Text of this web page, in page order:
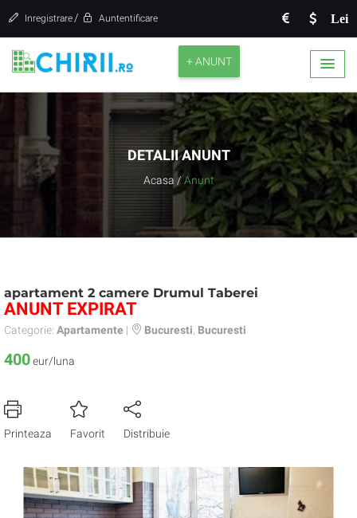
Lei
Inregistrare / Auntentificare
+ ANUNT
DETALII ANUNT
Acasa / Anunt
apartament 2 camere Drumul Taberei
ANUNT EXPIRAT
Categorie: Apartamente | Bucuresti Bucuresti
400eur/luna
Printeaza Favorit Distribuie